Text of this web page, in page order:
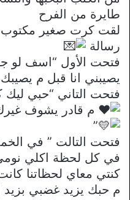
طايرة من الفرح
لقت كرت صغير مكتوب
رسالة
فتحت الأول “اسف
يصيبني انا قبل م
فتحت التاني “حبي ليك
م قادر يشوف
”
فتحت التالت ” في
في كل لحظة اكلي
كنتي معاي لحظاتنا
م حبك يزيد غضبي بزيد